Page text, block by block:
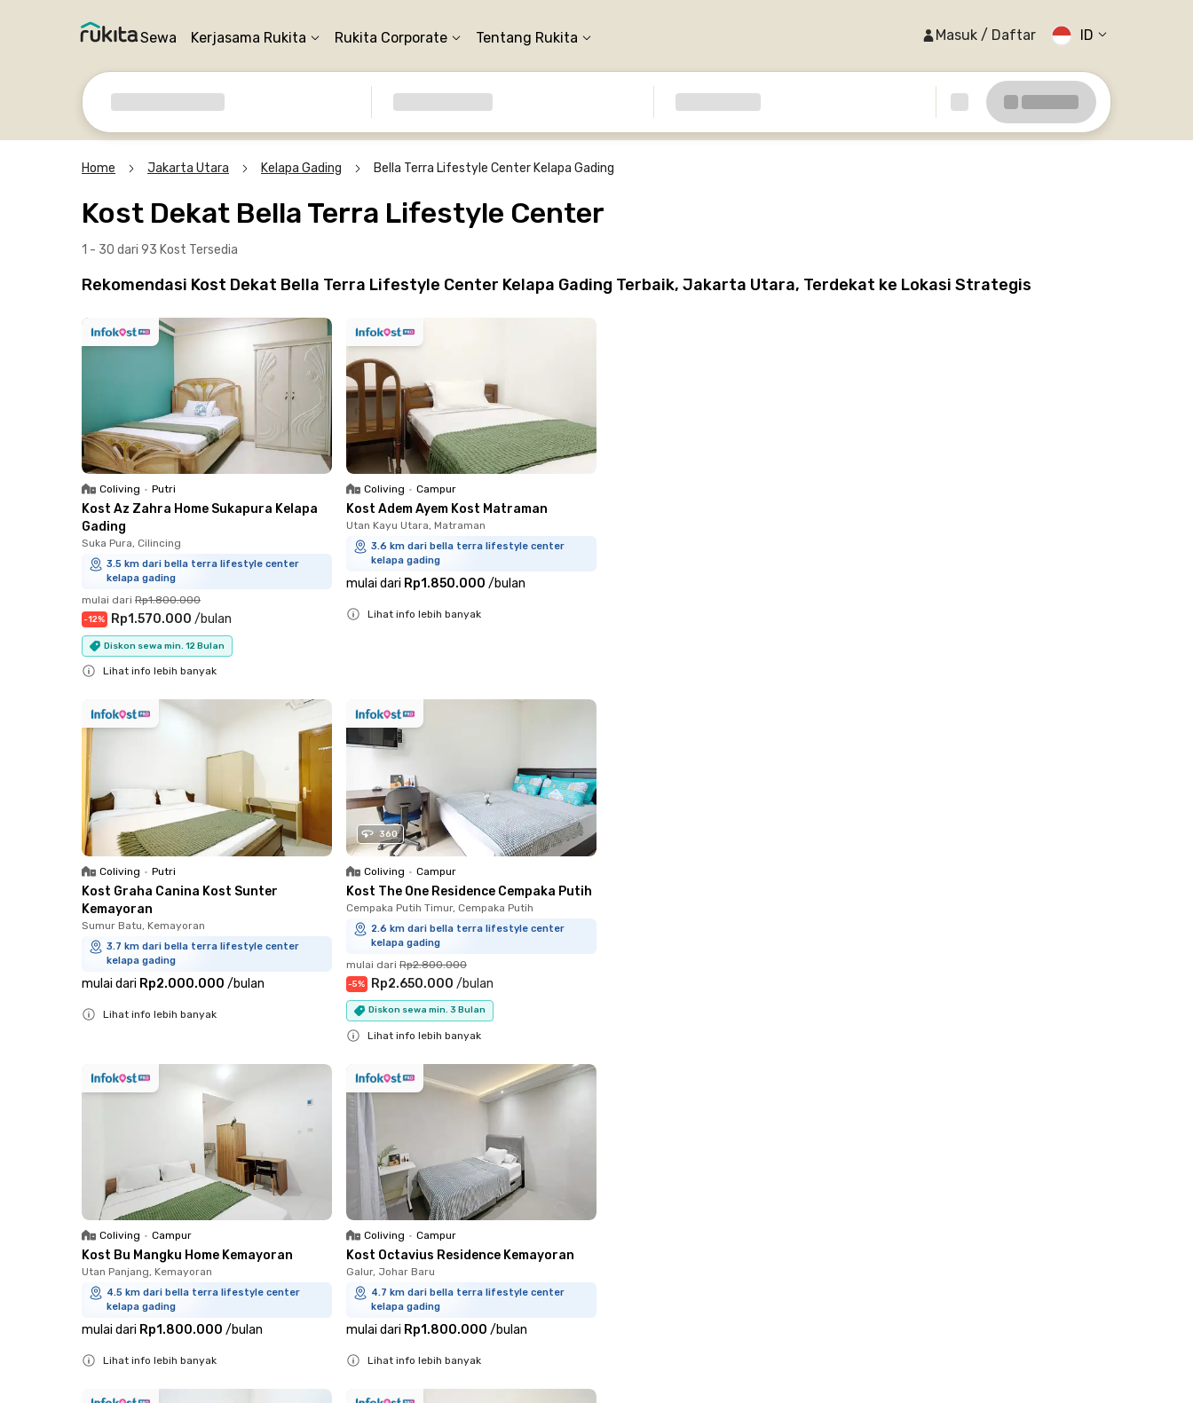
Sewa Kerjasama Rukita Rukita Corporate Tentang Rukita Masuk / Daftar ID
Home Jakarta Utara Kelapa Gading Bella Terra Lifestyle Center Kelapa Gading
Kost Dekat Bella Terra Lifestyle Center
1 - 30 dari 93 Kost Tersedia
Rekomendasi Kost Dekat Bella Terra Lifestyle Center Kelapa Gading Terbaik, Jakarta Utara, Terdekat ke Lokasi Strategis
Coliving • Putri
Kost Az Zahra Home Sukapura Kelapa
Gading
Suka Pura, Cilincing
3.5 km dari bella terra lifestyle center
kelapa gading
mulai dari Rp1.800.000
-12% Rp1.570.000 /bulan
Diskon sewa min. 12 Bulan
Lihat info lebih banyak
Coliving • Campur
Kost Adem Ayem Kost Matraman
Utan Kayu Utara, Matraman
3.6 km dari bella terra lifestyle center
kelapa gading
mulai dari Rp1.850.000 /bulan
Lihat info lebih banyak
Coliving • Putri
Kost Graha Canina Kost Sunter
Kemayoran
Sumur Batu, Kemayoran
3.7 km dari bella terra lifestyle center
kelapa gading
mulai dari Rp2.000.000 /bulan
Lihat info lebih banyak
360
Coliving • Campur
Kost The One Residence Cempaka Putih
Cempaka Putih Timur, Cempaka Putih
2.6 km dari bella terra lifestyle center
kelapa gading
mulai dari Rp2.800.000
-5% Rp2.650.000 /bulan
Diskon sewa min. 3 Bulan
Lihat info lebih banyak
Coliving • Campur
Kost Bu Mangku Home Kemayoran
Utan Panjang, Kemayoran
4.5 km dari bella terra lifestyle center
kelapa gading
mulai dari Rp1.800.000 /bulan
Lihat info lebih banyak
Coliving • Campur
Kost Octavius Residence Kemayoran
Galur, Johar Baru
4.7 km dari bella terra lifestyle center
kelapa gading
mulai dari Rp1.800.000 /bulan
Lihat info lebih banyak